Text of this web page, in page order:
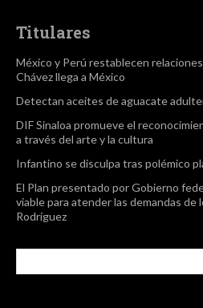
Titulares
México y Perú restablecen
Chávez llega a México
Detectan aceites de aguacate
DIF Sinaloa promueve el
a través del arte y la cultura
Infantino se disculpa tras polémico
El Plan presentado por Gobierno
viable para atender las demandas de
Rodríguez